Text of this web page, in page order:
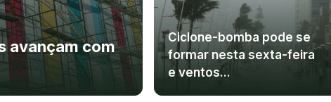
avançam com
Ciclone-bomba pode se
formar nesta sexta-feira
e ventos...